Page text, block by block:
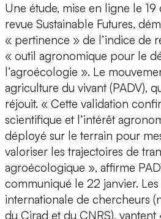
Une étude, mise en ligne le
revue Sustainable Futures,
« pertinence » de l’indice de
« outil agronomique pour le
l’agroécologie ». Le
agriculture du vivant (PADV),
réjouit. « Cette validation
scientifique et l’intérêt
déployé sur le terrain pour
valoriser les trajectoires de
agroécologique », affirme
communiqué le 22 janvier.
internationale de chercheurs
du Cirad et du CNRS),